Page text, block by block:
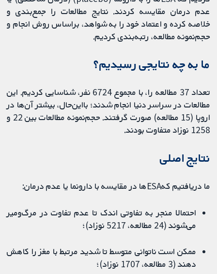
عدم درمان مقایسه کردند. نتایج مطالعات را جمع‌بندی و
خلاصه کرده و اعتماد خود را به شواهد، براساس روش انجام و
حجم‌نمونه مطالعه، رتبه‌بندی کردیم.
ما به چه نتایجی رسیدیم؟
تعداد 37 مطالعه را، با مجموع 6724 نفر، شناسایی کردیم. این
مطالعات در سراسر دنیا انجام شدند؛ بااین‌حال، بیشتر آن‌ها در
اروپا (15 مطالعه) صورت گرفتند. حجم‌نمونه مطالعات بین 22 و
1258 نوزاد متفاوت بودند.
نتایج اصلی
ما دریافتیم کهESAها در مقایسه با دارونما یا عدم درمان:
احتمالا منجر به تفاوتی اندک تا عدم تفاوت در مرگ‌ومیر
می‌شوند (24 مطالعه، 5217 نوزاد)؛
ممکن است ناتوانی متوسط ​​تا شدید مرتبط با مغز را کاهش
دهند (3 مطالعه، 1707 نوزاد)؛